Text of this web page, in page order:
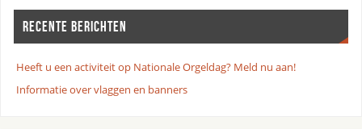
RECENTE BERICHTEN
Heeft u een activiteit op Nationale Orgeldag? Meld nu aan!
Informatie over vlaggen en banners